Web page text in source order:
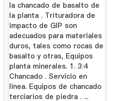
la chancado de basalto de
la planta . Trituradora de
impacto de GIP son
adecuados para materiales
duros, tales como rocas de
basalto y otras, Equipos
planta minerales. 1. 3:4
Chancado . Servicio en
linea. Equipos de chancado
terciarios de piedra . ...